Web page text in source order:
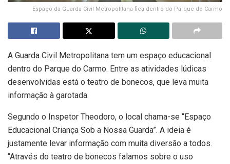
Espaço da Guarda Civil Metropolitana fica dentro do Parque do Carmo
A Guarda Civil Metropolitana tem um espaço educacional
dentro do Parque do Carmo. Entre as atividades lúdicas
desenvolvidas está o teatro de bonecos, que leva muita
informação à garotada.
Segundo o Inspetor Theodoro, o local chama-se “Espaço
Educacional Criança Sob a Nossa Guarda”. A ideia é
justamente levar informação com muita diversão a todos.
“Através do teatro de bonecos falamos sobre o uso